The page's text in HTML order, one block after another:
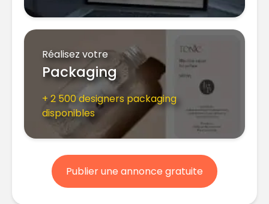
Réalisez votre
Packaging
+ 2 500 designers packaging
disponibles
Publier une annonce gratuite